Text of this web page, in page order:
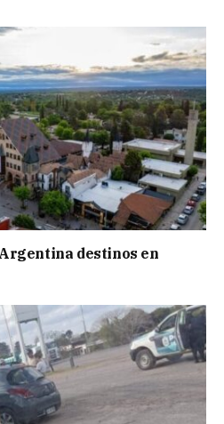
destinos en